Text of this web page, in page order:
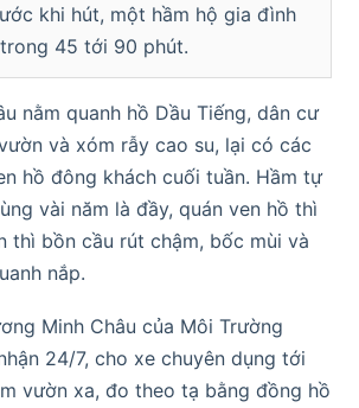
khi hút, một hầm hộ gia đình
45 tới 90 phút.
nằm quanh hồ Dầu Tiếng, dân cư
và xóm rẫy cao su, lại có các
hồ đông khách cuối tuần. Hầm tự
vài năm là đầy, quán ven hồ thì
thì bồn cầu rút chậm, bốc mùi và
nắp.
Minh Châu của Môi Trường
24/7, cho xe chuyên dụng tới
vườn xa, đo theo tạ bằng đồng hồ